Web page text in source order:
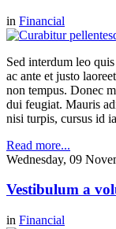
in Financial
Sed interdum leo
ac ante et justo
non tempus. Donec
dui feugiat. Mauris
nisi turpis, cursus id
Read more...
Wednesday, 09
Vestibulum a
in Financial